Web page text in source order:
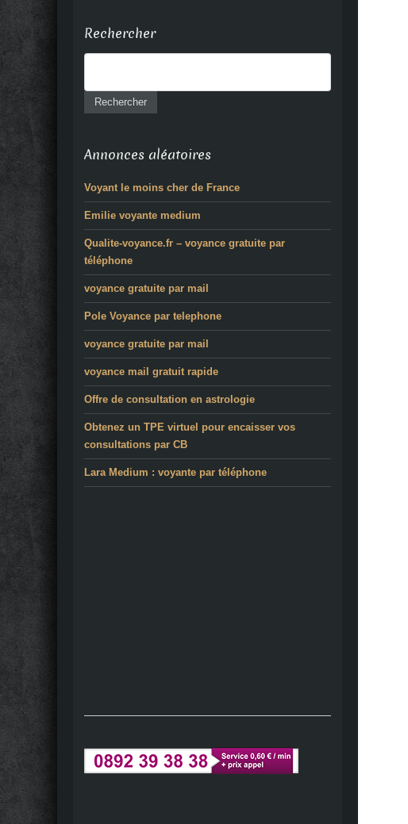
Rechercher
Annonces aléatoires
Voyant le moins cher de France
Emilie voyante medium
Qualite-voyance.fr – voyance gratuite par
téléphone
voyance gratuite par mail
Pole Voyance par telephone
voyance gratuite par mail
voyance mail gratuit rapide
Offre de consultation en astrologie
Obtenez un TPE virtuel pour encaisser vos
consultations par CB
Lara Medium : voyante par téléphone